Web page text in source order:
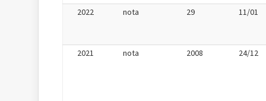
2022 nota 29 11/01
2021 nota 2008 24/12